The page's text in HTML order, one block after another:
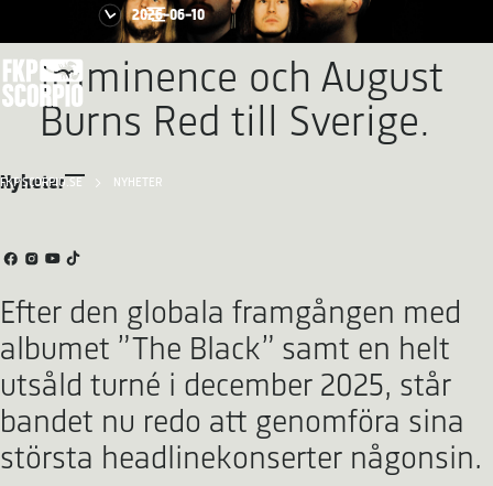
FKP SCORPIO.SE NYHETER
2026-06-10
Imminence och August
Burns Red till Sverige.
Nyheter
Efter den globala framgången med
albumet ”The Black” samt en helt
utsåld turné i december 2025, står
bandet nu redo att genomföra sina
största headlinekonserter någonsin.